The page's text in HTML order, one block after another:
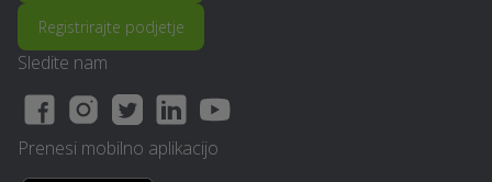
Prodaja, izdelava in
vgradnja vrat - Semic
Polaganje tlakovcev -
Semic
Registrirajte podjetje
Sledite nam
Prenesi mobilno aplikacijo